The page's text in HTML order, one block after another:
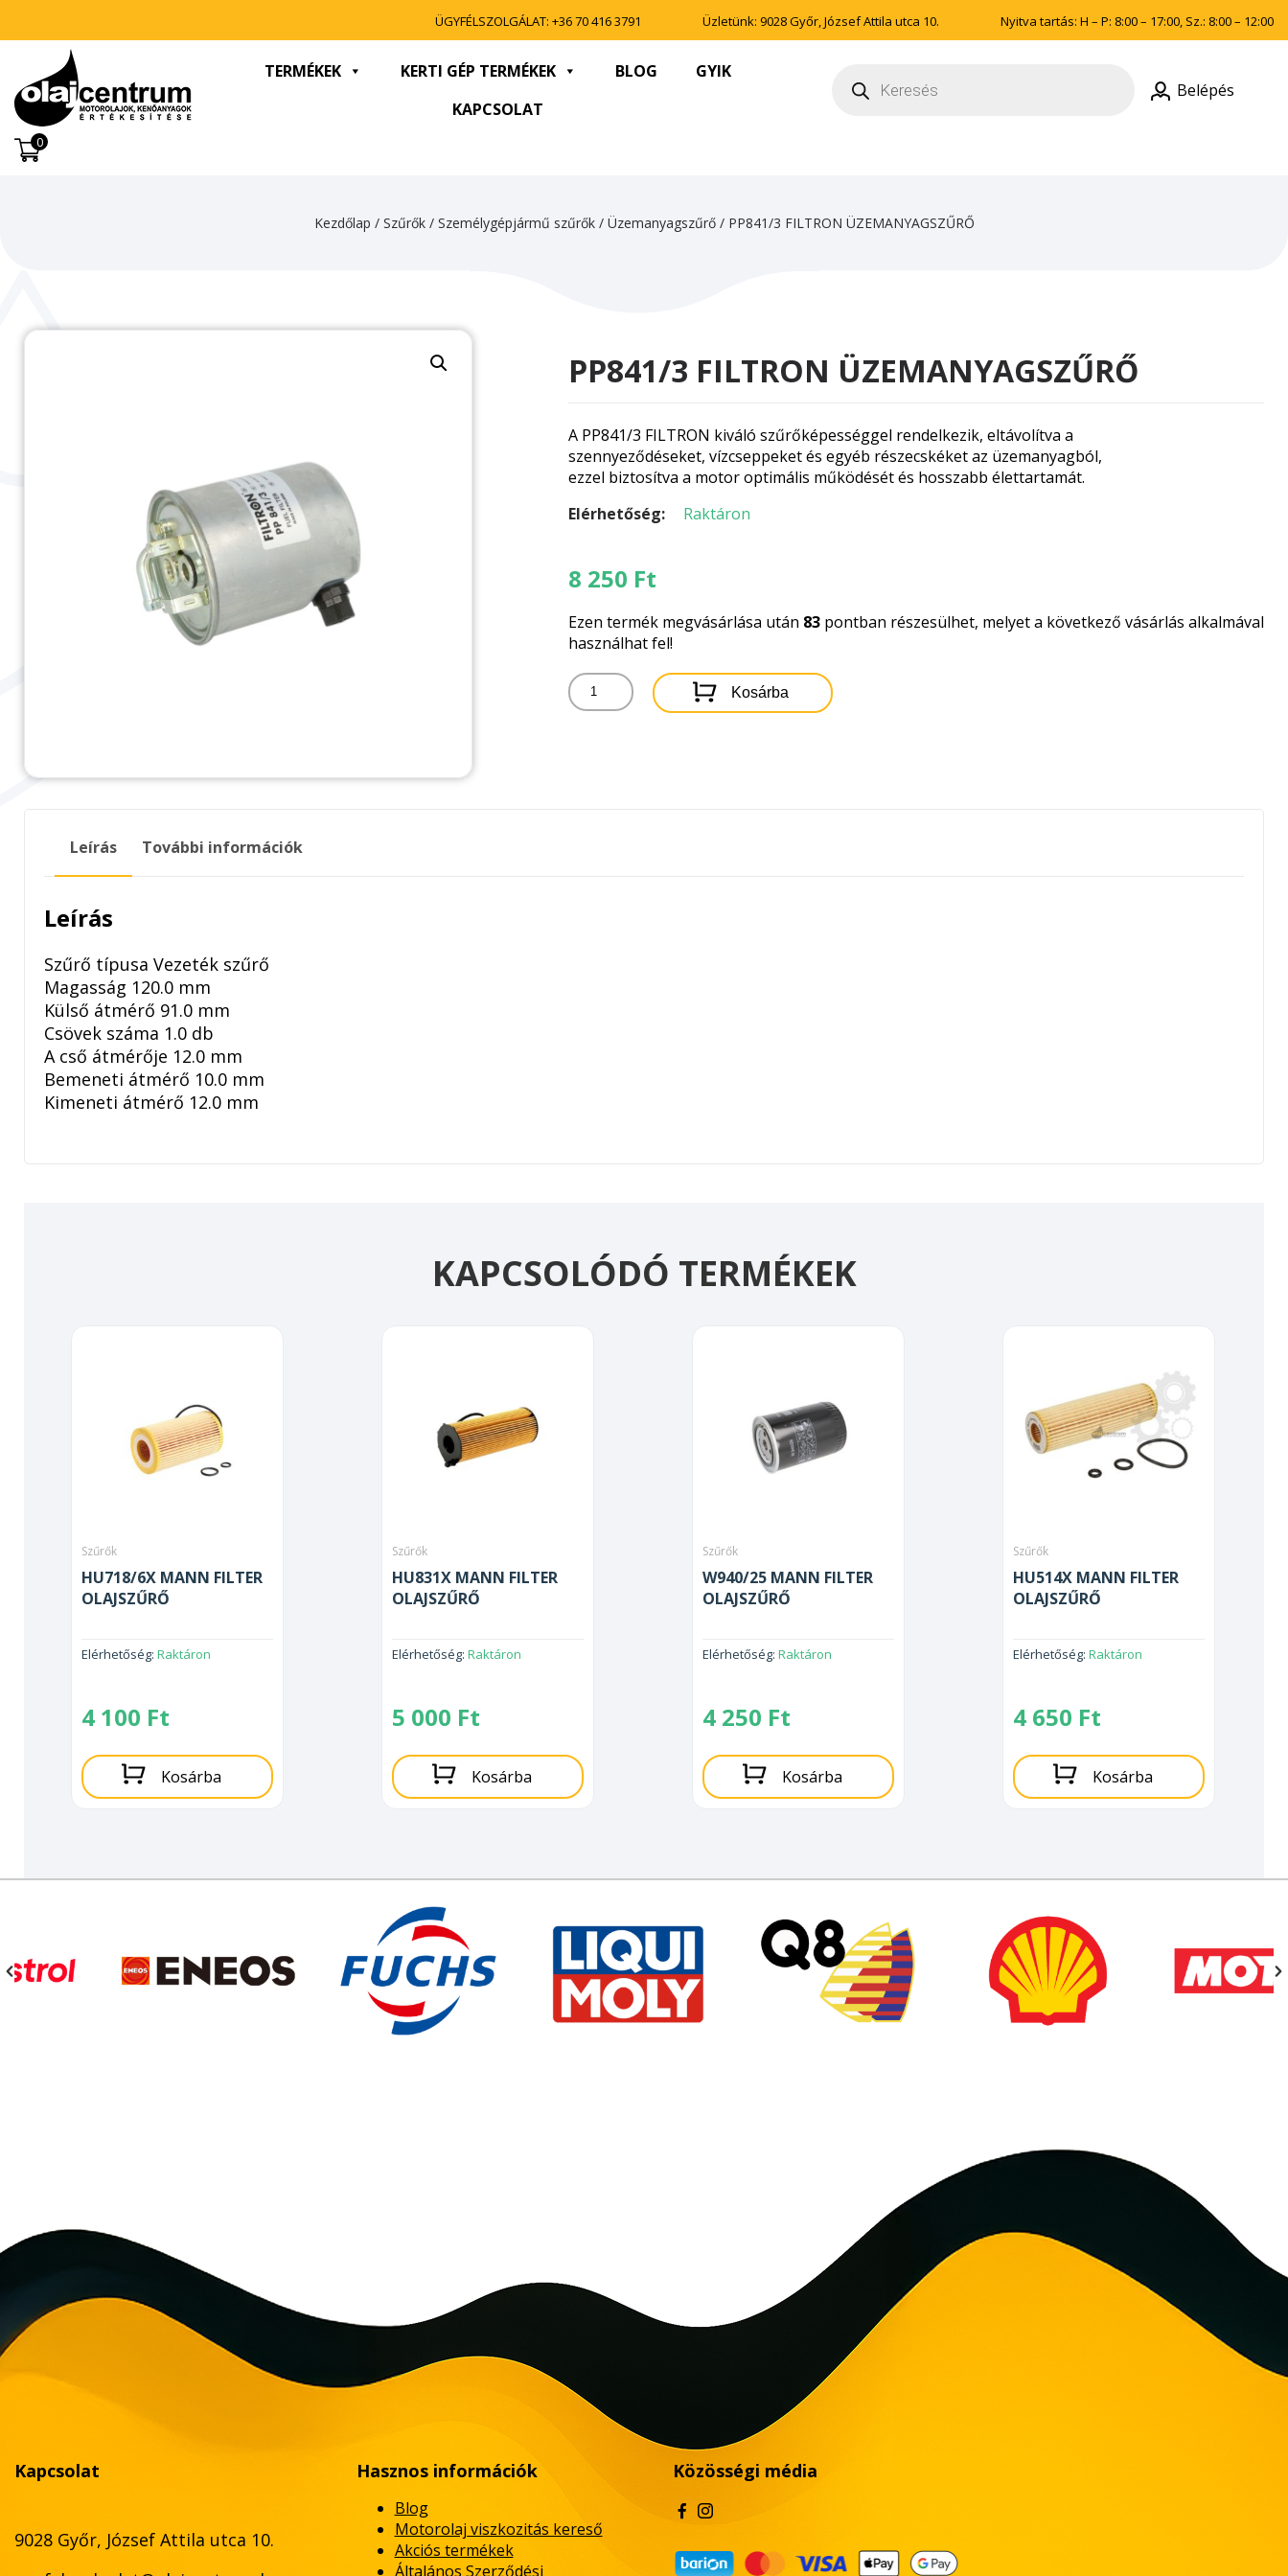
ÜGYFÉLSZOLGÁLAT: +36 70 416 3791 Üzletünk: 9028 Győr, József Attila utca 10. Nyitva tartás: H – P: 8:00 – 17:00, Sz.: 8:00 – 12:00
TERMÉKEK KERTI GÉP TERMÉKEK BLOG
GYIK
KAPCSOLAT
search Belépés
0
Kezdőlap / Szűrők/ Személygépjármű szűrők/ Üzemanyagszűrő/ PP841/3 FILTRON ÜZEMANYAGSZŰRŐ
PP841/3 FILTRON ÜZEMANYAGSZŰRŐ
A PP841/3 FILTRON kiváló szűrőképességgel rendelkezik, eltávolítva a
szennyeződéseket, vízcseppeket és egyéb részecskéket az üzemanyagból,
ezzel biztosítva a motor optimális működését és hosszabb élettartamát.
Elérhetőség:
Raktáron
8 250 Ft
Ezen termék megvásárlása után 83pontban részesülhet, melyet a következő vásárlás alkalmával
használhat fel!
PP841/3
FILTRON
Kosárba
Leírás További információk
Leírás
Szűrő típusa Vezeték szűrő
Magasság 120.0 mm
Külső átmérő 91.0 mm
Csövek száma 1.0 db
A cső átmérője 12.0 mm
Bemeneti átmérő 10.0 mm
Kimeneti átmérő 12.0 mm
KAPCSOLÓDÓ TERMÉKEK
Szűrők
HU718/6X MANN FILTER
OLAJSZŰRŐ
Elérhetőség: Raktáron
4 100 Ft
Kosárba
Szűrők
HU831X MANN FILTER
OLAJSZŰRŐ
Elérhetőség: Raktáron
5 000 Ft
Kosárba
Szűrők
W940/25 MANN FILTER
OLAJSZŰRŐ
Elérhetőség: Raktáron
4 250 Ft
Kosárba
Szűrők
HU514X MANN FILTER
OLAJSZŰRŐ
Elérhetőség: Raktáron
4 650 Ft
Kosárba
Kapcsolat
9028 Győr, József Attila utca 10.
Hasznos információk
Blog
Motorolaj viszkozitás kereső
Akciós termékek
Általános Szerződési
Közösségi média